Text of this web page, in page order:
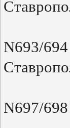
N693/
N697/